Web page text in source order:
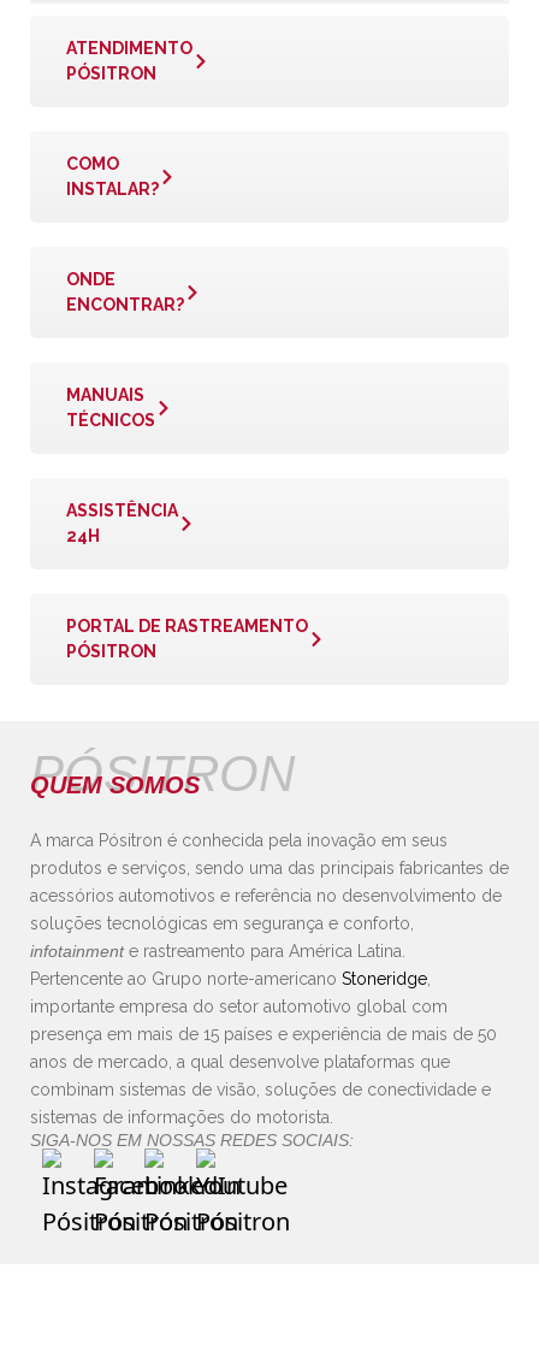
ATENDIMENTO
PÓSITRON
COMO
INSTALAR?
ONDE
ENCONTRAR?
MANUAIS
TÉCNICOS
ASSISTÊNCIA
24H
PORTAL DE RASTREAMENTO
PÓSITRON
PÓSITRON
QUEM SOMOS
A marca Pósitron é conhecida pela inovação em seus
produtos e serviços, sendo uma das principais fabricantes de
acessórios automotivos e referência no desenvolvimento de
soluções tecnológicas em segurança e conforto,
infotainmente rastreamento para América Latina.
Pertencente ao Grupo norte-americano Stoneridge,
importante empresa do setor automotivo global com
presença em mais de 15 países e experiência de mais de 50
anos de mercado, a qual desenvolve plataformas que
combinam sistemas de visão, soluções de conectividade e
sistemas de informações do motorista.
SIGA-NOS EM NOSSAS REDES SOCIAIS: